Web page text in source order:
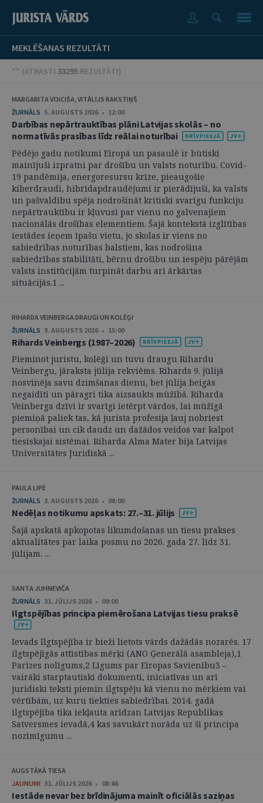
MEKLĒŠANAS REZULTĀTI
"" (ATRASTI 33295 REZULTĀTI)
MARGARITA VOICIŠA, VITĀLIJS RAKSTIŅŠ
ŽURNĀLS 5. AUGUSTS 2026 • 12:00
Darbības nepārtrauktības plāni Latvijas skolās – no
normatīvās prasības līdz reālai noturībai
Pēdējo gadu notikumi Eiropā un pasaulē ir būtiski
mainījuši izpratni par drošību un valsts noturību. Covid-
19 pandēmija, energoresursu krīze, pieaugošie
kiberdraudi, hibrīdapdraudējumi ir pierādījuši, ka valsts
un pašvaldību spēja nodrošināt kritiski svarīgu funkciju
nepārtrauktību ir kļuvusi par vienu no galvenajiem
nacionālās drošības elementiem. Šajā kontekstā izglītības
iestādes ieņem īpašu vietu, jo skolas ir viens no
sabiedrības noturības balstiem, kas nodrošina
sabiedrības stabilitāti, bērnu drošību un iespēju pārējām
valsts institūcijām turpināt darbu arī ārkārtas
situācijās.1 ...
RIHARDA VEINBERGA DRAUGI UN KOLĒĢI
ŽURNĀLS 3. AUGUSTS 2026 • 15:00
Rihards Veinbergs (1987–2026)
Pieminot juristu, kolēģi un tuvu draugu Rihardu
Veinbergu, jāraksta jūlija rekviēms. Rihards 9. jūlijā
nosvinēja savu dzimšanas dienu, bet jūlija beigās
negaidīti un pāragri tika aizsaukts mūžībā. Riharda
Veinberga dzīvi ir svarīgi ietērpt vārdos, lai mūžīgā
piemiņā paliek tas, kā jurista profesija ļauj nobriest
personībai un cik daudz un dažādos veidos var kalpot
tiesiskajai sistēmai. Riharda Alma Mater bija Latvijas
Universitātes Juridiskā ...
PAULA LIPE
ŽURNĀLS 3. AUGUSTS 2026 • 08:00
Nedēļas notikumu apskats: 27.–31. jūlijs
Šajā apskatā apkopotas likumdošanas un tiesu prakses
aktualitātes par laika posmu no 2026. gada 27. līdz 31.
jūlijam. ...
SANTA JUHNEVIČA
ŽURNĀLS 31. JŪLIJS 2026 • 09:00
Ilgtspējības principa piemērošana Latvijas tiesu praksē
Ievads Ilgtspējība ir bieži lietots vārds dažādās nozarēs. 17
ilgtspējīgās attīstības mērķi (ANO Ģenerālā asambleja),1
Parīzes nolīgums,2 Līgums par Eiropas Savienību3 –
vairāki starptautiski dokumenti, iniciatīvas un arī
juridiski teksti piemin ilgtspēju kā vienu no mērķiem vai
vērtībām, uz kuru tiekties sabiedrībai. 2014. gadā
ilgtspējība tika iekļauta arīdzan Latvijas Republikas
Satversmes ievadā,4 kas savukārt norāda uz šī principa
nozīmīgumu ...
AUGSTĀKĀ TIESA
JAUNUMI 31. JŪLIJS 2026 • 08:46
Iestāde nevar bez brīdinājuma mainīt oficiālās saziņas